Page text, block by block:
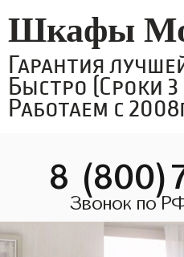
Шкафы
Гарантия
Быстро (Сроки 3
Работаем с
8
Звонок по